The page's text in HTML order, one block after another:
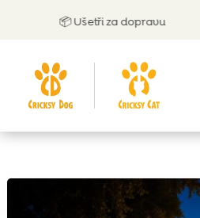
📦 Ušetři za dopravu